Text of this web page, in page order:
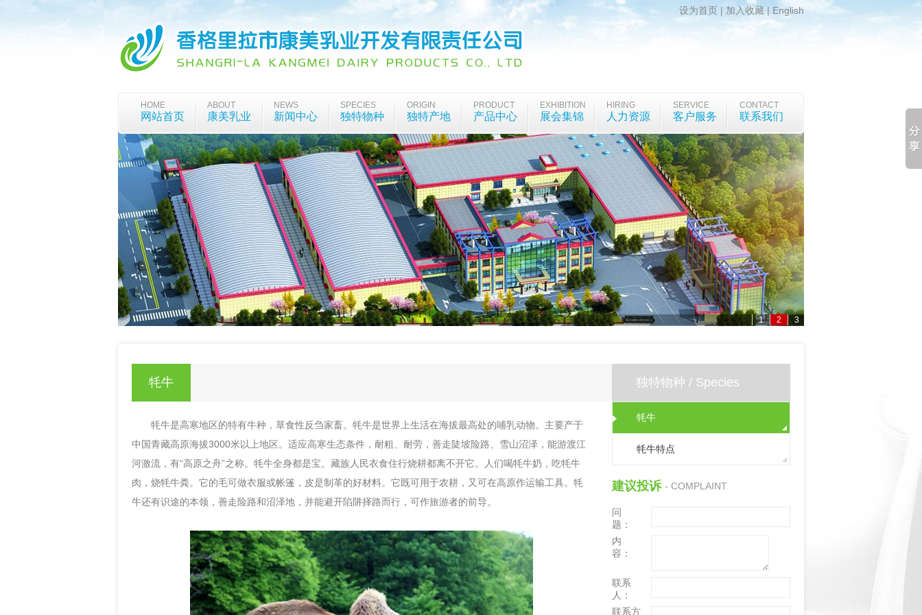
设为首页 | 加入收藏| English
HOME
网站首页
ABOUT
康美乳业
NEWS
新闻中心
SPECIES
独特物种
ORIGIN
独特产地
PRODUCT
产品中心
EXHIBITION
展会集锦
HIRING
人力资源
SERVICE
客户服务
CONTACT
联系我们
1 2 3
牦牛
牦牛是高寒地区的特有牛种，草食性反刍家畜。牦牛是世界上生活在海拔最高处的哺乳动物。主要产于
中国青藏高原海拔3000米以上地区。适应高寒生态条件，耐粗、耐劳，善走陡坡险路、雪山沼泽，能游渡江
河激流，有“高原之舟”之称。牦牛全身都是宝。藏族人民衣食住行烧耕都离不开它。人们喝牦牛奶，吃牦牛
肉，烧牦牛粪。它的毛可做衣服或帐篷，皮是制革的好材料。它既可用于农耕，又可在高原作运输工具。牦
牛还有识途的本领，善走险路和沼泽地，并能避开陷阱择路而行，可作旅游者的前导。
独特物种 / Species
牦牛
牦牛特点
建议投诉 - COMPLAINT
问
题：
内
容：
联系
人：
联系方